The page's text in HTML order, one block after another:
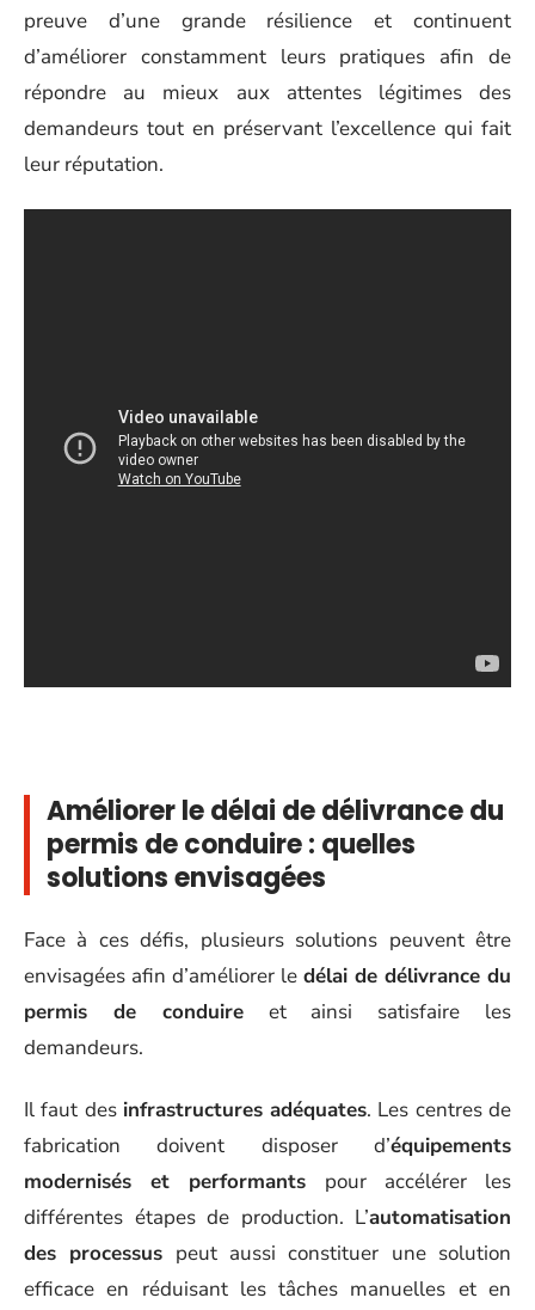
preuve d’une grande résilience et continuent
d’améliorer constamment leurs pratiques afin de
répondre au mieux aux attentes légitimes des
demandeurs tout en préservant l’excellence qui fait
leur réputation.
Améliorer le délai de délivrance du
permis de conduire : quelles
solutions envisagées
Face à ces défis, plusieurs solutions peuvent être
envisagées afin d’améliorer le délai de délivrance du
permis de conduireet ainsi satisfaire les
demandeurs.
Il faut des infrastructures adéquates. Les centres de
fabrication doivent disposer d’équipements
modernisés et performants pour accélérer les
différentes étapes de production. L’automatisation
des processus peut aussi constituer une solution
efficace en réduisant les tâches manuelles et en